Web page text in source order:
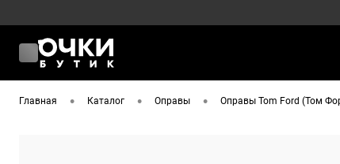
Главная • Каталог • Оправы • Оправы Tom Ford (Том